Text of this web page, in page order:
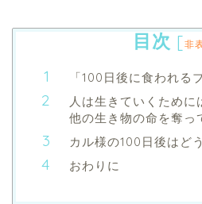
目次 [非
「100日後に食われる
人は生きていくため
他の生き物の命を奪っ
カル様の100日後はど
おわりに